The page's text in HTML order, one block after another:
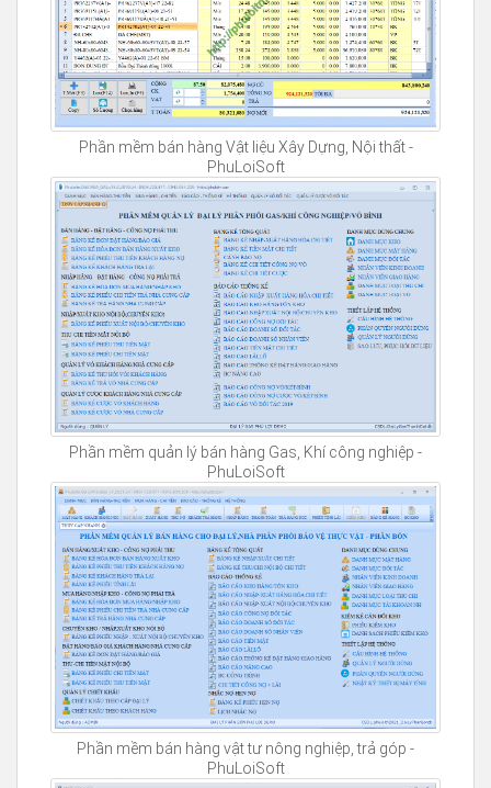
Phần mềm bán hàng Vật liệu Xây Dựng, Nội thất -
PhuLoiSoft
Phần mềm quản lý bán hàng Gas, Khí công nghiệp -
PhuLoiSoft
Phần mềm bán hàng vật tư nông nghiệp, trả góp -
PhuLoiSoft